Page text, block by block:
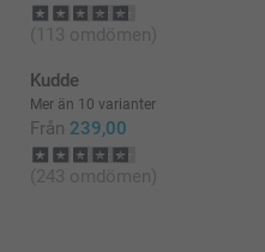
(113 omdömen)
Kudde
Mer än 10 varianter
Från 239,00
(243 omdömen)